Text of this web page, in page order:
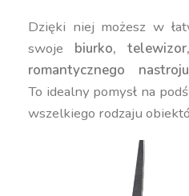
Dzięki niej możesz w
swoje biurko,
romantycznego
To idealny pomysł na
wszelkiego rodzaju